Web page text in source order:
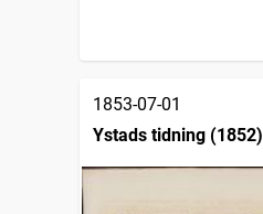
1853-07-01
Ystads tidning (1852)